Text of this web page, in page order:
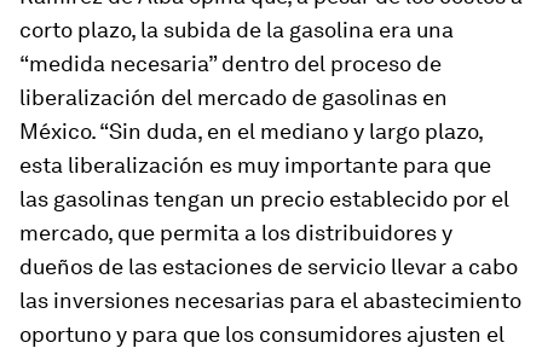
corto plazo, la subida de la gasolina era una
“medida necesaria” dentro del proceso de
liberalización del mercado de gasolinas en
México. “Sin duda, en el mediano y largo plazo,
esta liberalización es muy importante para que
las gasolinas tengan un precio establecido por el
mercado, que permita a los distribuidores y
dueños de las estaciones de servicio llevar a cabo
las inversiones necesarias para el abastecimiento
oportuno y para que los consumidores ajusten el